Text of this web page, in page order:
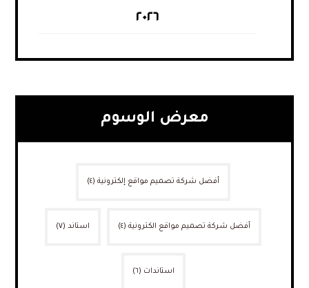
٢٠٢٦
معرض الوسوم
أفضل شركة تصميم مواقع إلكترونية (٤)
أفضل شركة تصميم مواقع الكترونية (٤) استاند (٧)
استاندات (٦)